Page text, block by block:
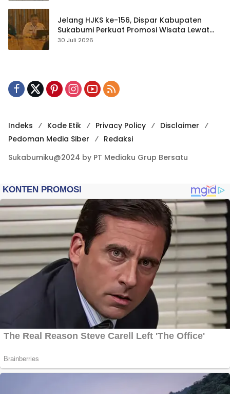
Jelang HJKS ke-156, Dispar Kabupaten
Sukabumi Perkuat Promosi Wisata Lewat
Publikasi Digital
30 Juli 2026
Indeks Kode Etik Privacy Policy
Disclaimer
Pedoman Media Siber
Redaksi
Sukabumiku@2024 by PT Mediaku Grup Bersatu